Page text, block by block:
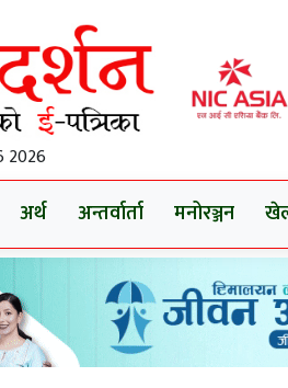
2026
अर्थ अन्तर्वार्ता मनोरञ्जन